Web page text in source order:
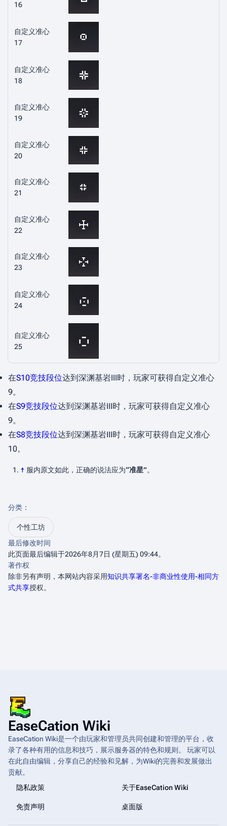
16
自定义准心
17
自定义准心
18
自定义准心
19
自定义准心
20
自定义准心
21
自定义准心
22
自定义准心
23
自定义准心
24
自定义准心
25
在S10竞技段位达到深渊基岩III时，玩家可获得自定义准心
9。
在S9竞技段位达到深渊基岩III时，玩家可获得自定义准心
9。
在S8竞技段位达到深渊基岩III时，玩家可获得自定义准心
10。
↑ 服内原文如此，正确的说法应为“准星”。
分类 ：​
个性工坊
最后修改时间
此页面最后编辑于2026年8月7日 (星期五) 09:44。
著作权
除非另有声明，本网站内容采用知识共享署名-非商业性使用-相同方
式共享授权。
EaseCation Wiki
EaseCation Wiki是一个由玩家和管理员共同创建和管理的平台，收
录了各种有用的信息和技巧，展示服务器的特色和规则。 玩家可以
在此自由编辑，分享自己的经验和见解，为Wiki的完善和发展做出
贡献。
隐私政策
关于EaseCation Wiki
免责声明 桌面版